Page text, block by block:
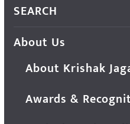
SEARCH
About Us
About Krishak
Awards &